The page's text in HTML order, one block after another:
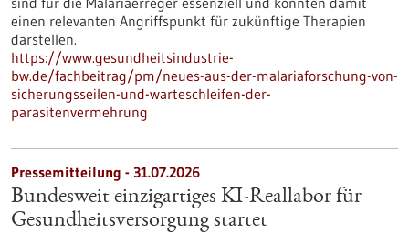
einen relevanten Angriffspunkt für zukünftige Therapien
darstellen.
https://www.gesundheitsindustrie-
bw.de/fachbeitrag/pm/neues-aus-der-malariaforschung-von-
sicherungsseilen-und-warteschleifen-der-
parasitenvermehrung
Pressemitteilung - 31.07.2026
Bundesweit einzigartiges KI-Reallabor für
Gesundheits­versorgung startet